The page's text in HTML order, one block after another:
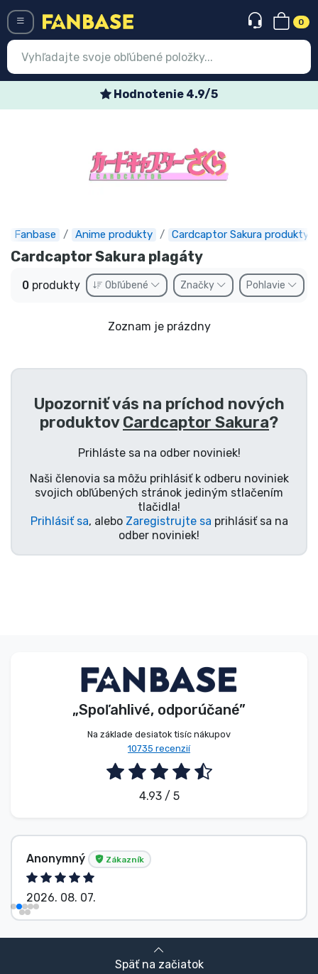
0
Hodnotenie 4.9/5
Fanbase Anime produkty Cardcaptor Sakura produkty
Cardcaptor Sakura plagáty
0 produkty Obľúbené Značky Pohlavie
Zoznam je prázdny
Upozorniť vás na príchod nových
produktovCardcaptor Sakura?
Prihláste sa na odber noviniek!
Naši členovia sa môžu prihlásiť k odberu noviniek
svojich obľúbených stránok jediným stlačením
tlačidla!
Prihlásiť sa, alebo Zaregistrujte sa prihlásiť sa na
odber noviniek!
„Spoľahlivé, odporúčané”
Na základe desiatok tisíc nákupov
10735 recenzií
4.93 / 5
Anonymný Zákazník
2026. 08. 07.
Späť na začiatok
Najnovšie
Expresná preprava
Predobjednávky
Outlet produkty
Preprava a platba
Zoradiť podľa série
Zoradiť podľa filmov
Zoradiť podľa karikatúry
Zoradiť podľa Anime
Zoradiť podľa hier